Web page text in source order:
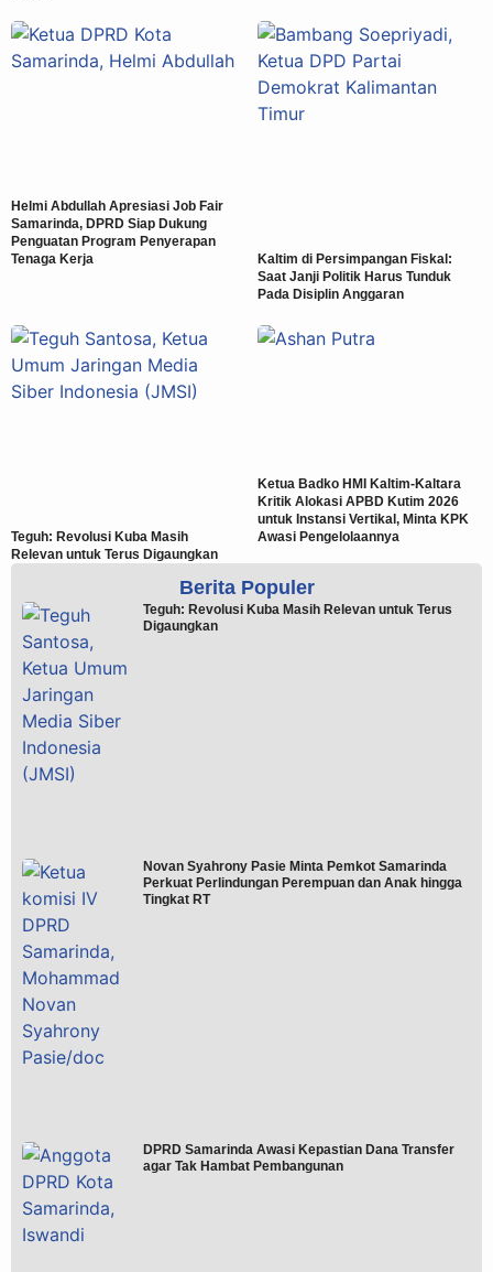
Helmi Abdullah Apresiasi Job Fair
Samarinda, DPRD Siap Dukung
Penguatan Program Penyerapan
Tenaga Kerja
Kaltim di Persimpangan Fiskal:
Saat Janji Politik Harus Tunduk
Pada Disiplin Anggaran
Teguh: Revolusi Kuba Masih
Relevan untuk Terus Digaungkan
Ketua Badko HMI Kaltim-Kaltara
Kritik Alokasi APBD Kutim 2026
untuk Instansi Vertikal, Minta KPK
Awasi Pengelolaannya
Berita Populer
Teguh: Revolusi Kuba Masih Relevan untuk Terus
Digaungkan
Novan Syahrony Pasie Minta Pemkot Samarinda
Perkuat Perlindungan Perempuan dan Anak hingga
Tingkat RT
DPRD Samarinda Awasi Kepastian Dana Transfer
agar Tak Hambat Pembangunan